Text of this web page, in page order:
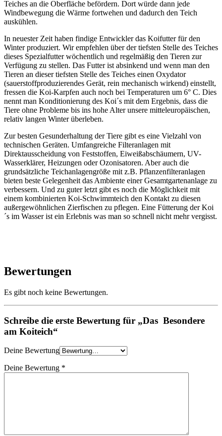
Teiches an die Oberfläche befördern. Dort würde dann jede
Windbewegung die Wärme fortwehen und dadurch den Teich
auskühlen.
In neuester Zeit haben findige Entwickler das Koifutter für den
Winter produziert. Wir empfehlen über der tiefsten Stelle des Teiches
dieses Spezialfutter wöchentlich und regelmäßig den Tieren zur
Verfügung zu stellen. Das Futter ist absinkend und wenn man den
Tieren an dieser tiefsten Stelle des Teiches einen Oxydator
(sauerstoffproduzierendes Gerät, rein mechanisch wirkend) einstellt,
fressen die Koi-Karpfen auch noch bei Temperaturen um 6° C. Dies
nennt man Konditionierung des Koi´s mit dem Ergebnis, dass die
Tiere ohne Probleme bis ins hohe Alter unsere mitteleuropäischen,
relativ langen Winter überleben.
Zur besten Gesunderhaltung der Tiere gibt es eine Vielzahl von
technischen Geräten. Umfangreiche Filteranlagen mit
Direktausscheidung von Feststoffen, Eiweißabschäumern, UV-
Wasserklärer, Heizungen oder Ozonisatoren. Aber auch die
grundsätzliche Teichanlagengröße mit z.B. Pflanzenfilteranlagen
bieten beste Gelegenheit das Ambiente einer Gesamtgartenanlage zu
verbessern. Und zu guter letzt gibt es noch die Möglichkeit mit
einem kombinierten Koi-Schwimmteich den Kontakt zu diesen
außergewöhnlichen Zierfischen zu pflegen. Eine Fütterung der Koi
´s im Wasser ist ein Erlebnis was man so schnell nicht mehr vergisst.
Bewertungen
Es gibt noch keine Bewertungen.
Schreibe die erste Bewertung für „Das Besondere
am Koiteich“
Deine Bewertung
Deine Bewertung *